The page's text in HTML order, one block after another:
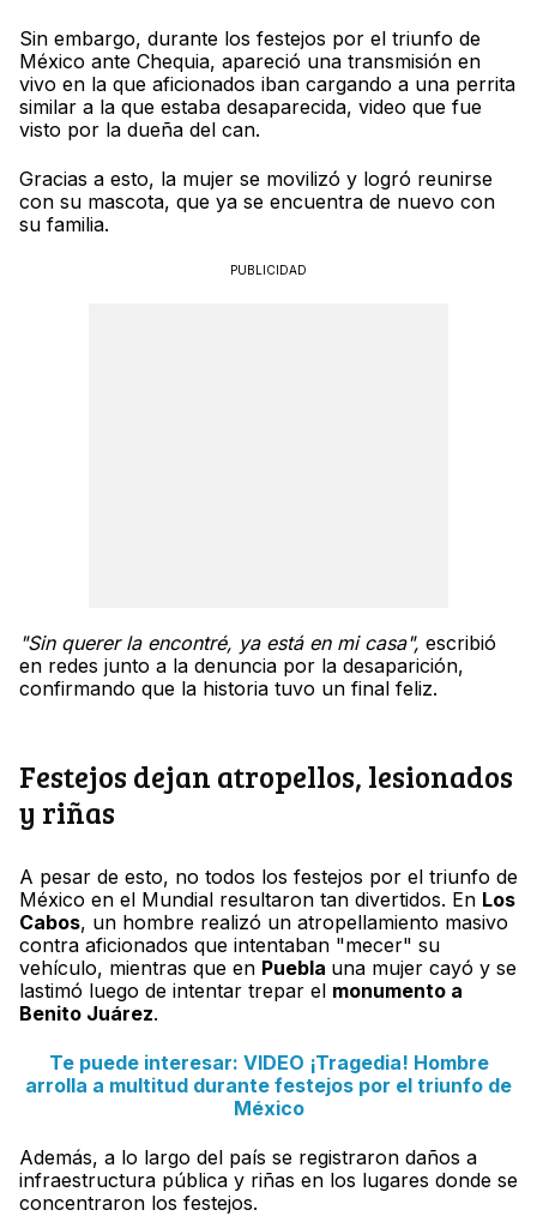
Sin embargo, durante los festejos por el triunfo de
México ante Chequia, apareció una transmisión en
vivo en la que aficionados iban cargando a una perrita
similar a la que estaba desaparecida, video que fue
visto por la dueña del can.
Gracias a esto, la mujer se movilizó y logró reunirse
con su mascota, que ya se encuentra de nuevo con
su familia.
PUBLICIDAD
"Sin querer la encontré, ya está en mi casa", escribió
en redes junto a la denuncia por la desaparición,
confirmando que la historia tuvo un final feliz.
Festejos dejan atropellos, lesionados
y riñas
A pesar de esto, no todos los festejos por el triunfo de
México en el Mundial resultaron tan divertidos. En Los
Cabos, un hombre realizó un atropellamiento masivo
contra aficionados que intentaban "mecer" su
vehículo, mientras que en Puebla una mujer cayó y se
lastimó luego de intentar trepar el monumento a
Benito Juárez.
Te puede interesar: VIDEO ¡Tragedia! Hombre
arrolla a multitud durante festejos por el triunfo de
México
Además, a lo largo del país se registraron daños a
infraestructura pública y riñas en los lugares donde se
concentraron los festejos.